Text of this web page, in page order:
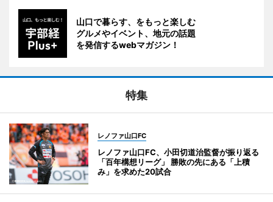
山口で暮らす、をもっと楽しむ
グルメやイベント、地元の話題
を発信するwebマガジン！
特集
レノファ山口FC
レノファ山口FC、小田切道治監督が振り返る
「百年構想リーグ」 勝敗の先にある「上積
み」を求めた20試合